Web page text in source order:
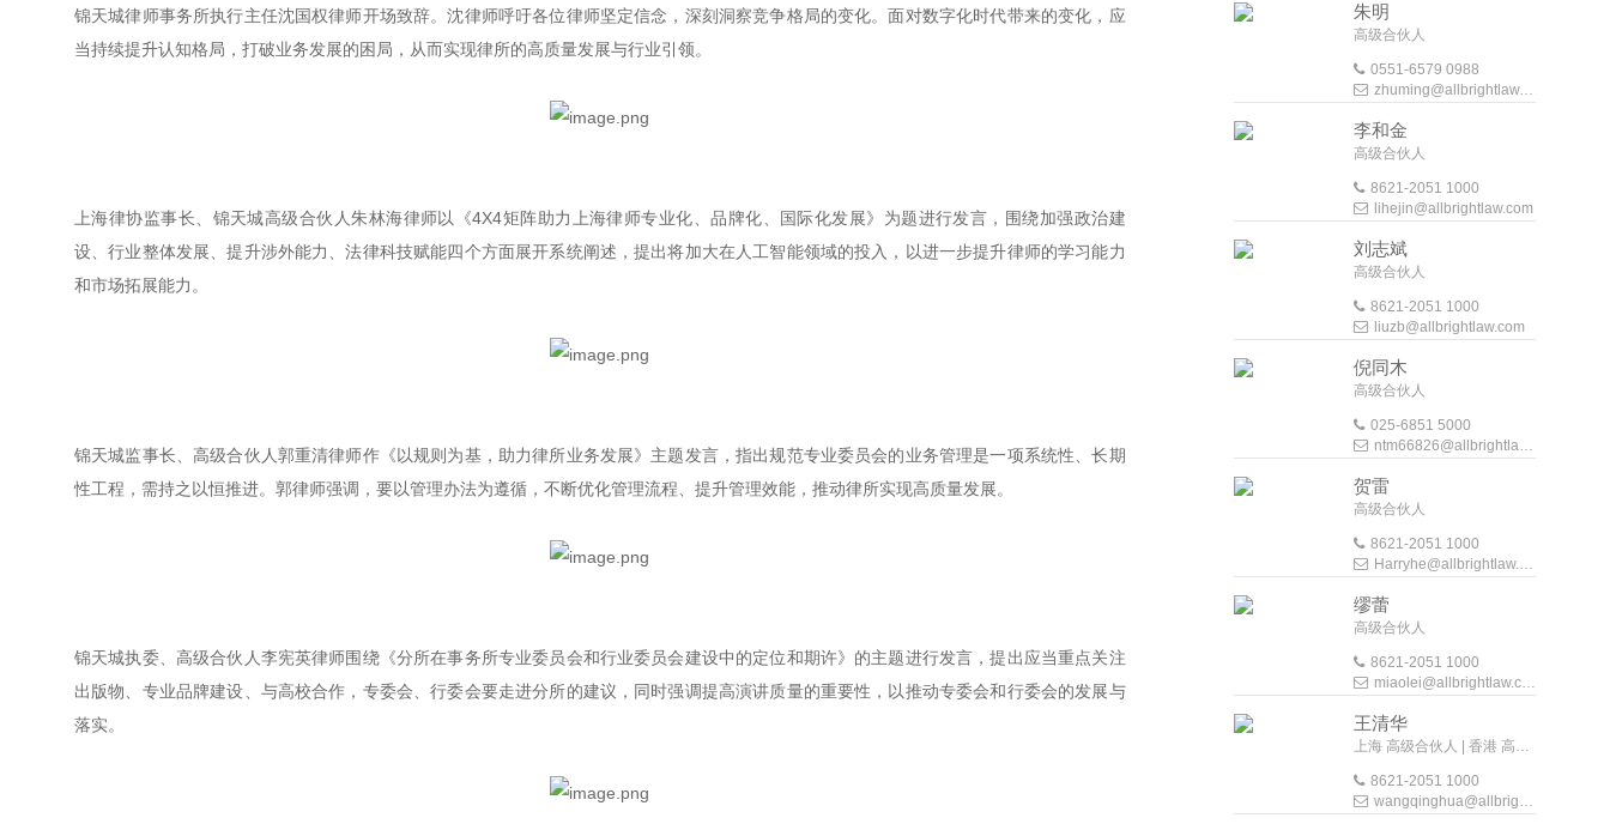
锦天城律师事务所执行主任沈国权律师开场致辞。沈律师呼吁各位律师坚定信念，深刻洞察竞争格局的变化。面对数字化时代带来的变化，应
当持续提升认知格局，打破业务发展的困局，从而实现律所的高质量发展与行业引领。
上海律协监事长、锦天城高级合伙人朱林海律师以《4X4矩阵助力上海律师专业化、品牌化、国际化发展》为题进行发言，围绕加强政治建
设、行业整体发展、提升涉外能力、法律科技赋能四个方面展开系统阐述，提出将加大在人工智能领域的投入，以进一步提升律师的学习能力
和市场拓展能力。
锦天城监事长、高级合伙人郭重清律师作《以规则为基，助力律所业务发展》主题发言，指出规范专业委员会的业务管理是一项系统性、长期
性工程，需持之以恒推进。郭律师强调，要以管理办法为遵循，不断优化管理流程、提升管理效能，推动律所实现高质量发展。
锦天城执委、高级合伙人李宪英律师围绕《分所在事务所专业委员会和行业委员会建设中的定位和期许》的主题进行发言，提出应当重点关注
出版物、专业品牌建设、与高校合作，专委会、行委会要走进分所的建议，同时强调提高演讲质量的重要性，以推动专委会和行委会的发展与
落实。
朱明
高级合伙人
0551-6579 0988
zhuming@allbrightlaw.com
李和金
高级合伙人
8621-2051 1000
lihejin@allbrightlaw.com
刘志斌
高级合伙人
8621-2051 1000
liuzb@allbrightlaw.com
倪同木
高级合伙人
025-6851 5000
ntm66826@allbrightlaw.com
贺雷
高级合伙人
8621-2051 1000
Harryhe@allbrightlaw.com
缪蕾
高级合伙人
8621-2051 1000
miaolei@allbrightlaw.com
王清华
上海 高级合伙人 | 香港 高级外地法律顾问
8621-2051 1000
wangqinghua@allbrightlaw.com